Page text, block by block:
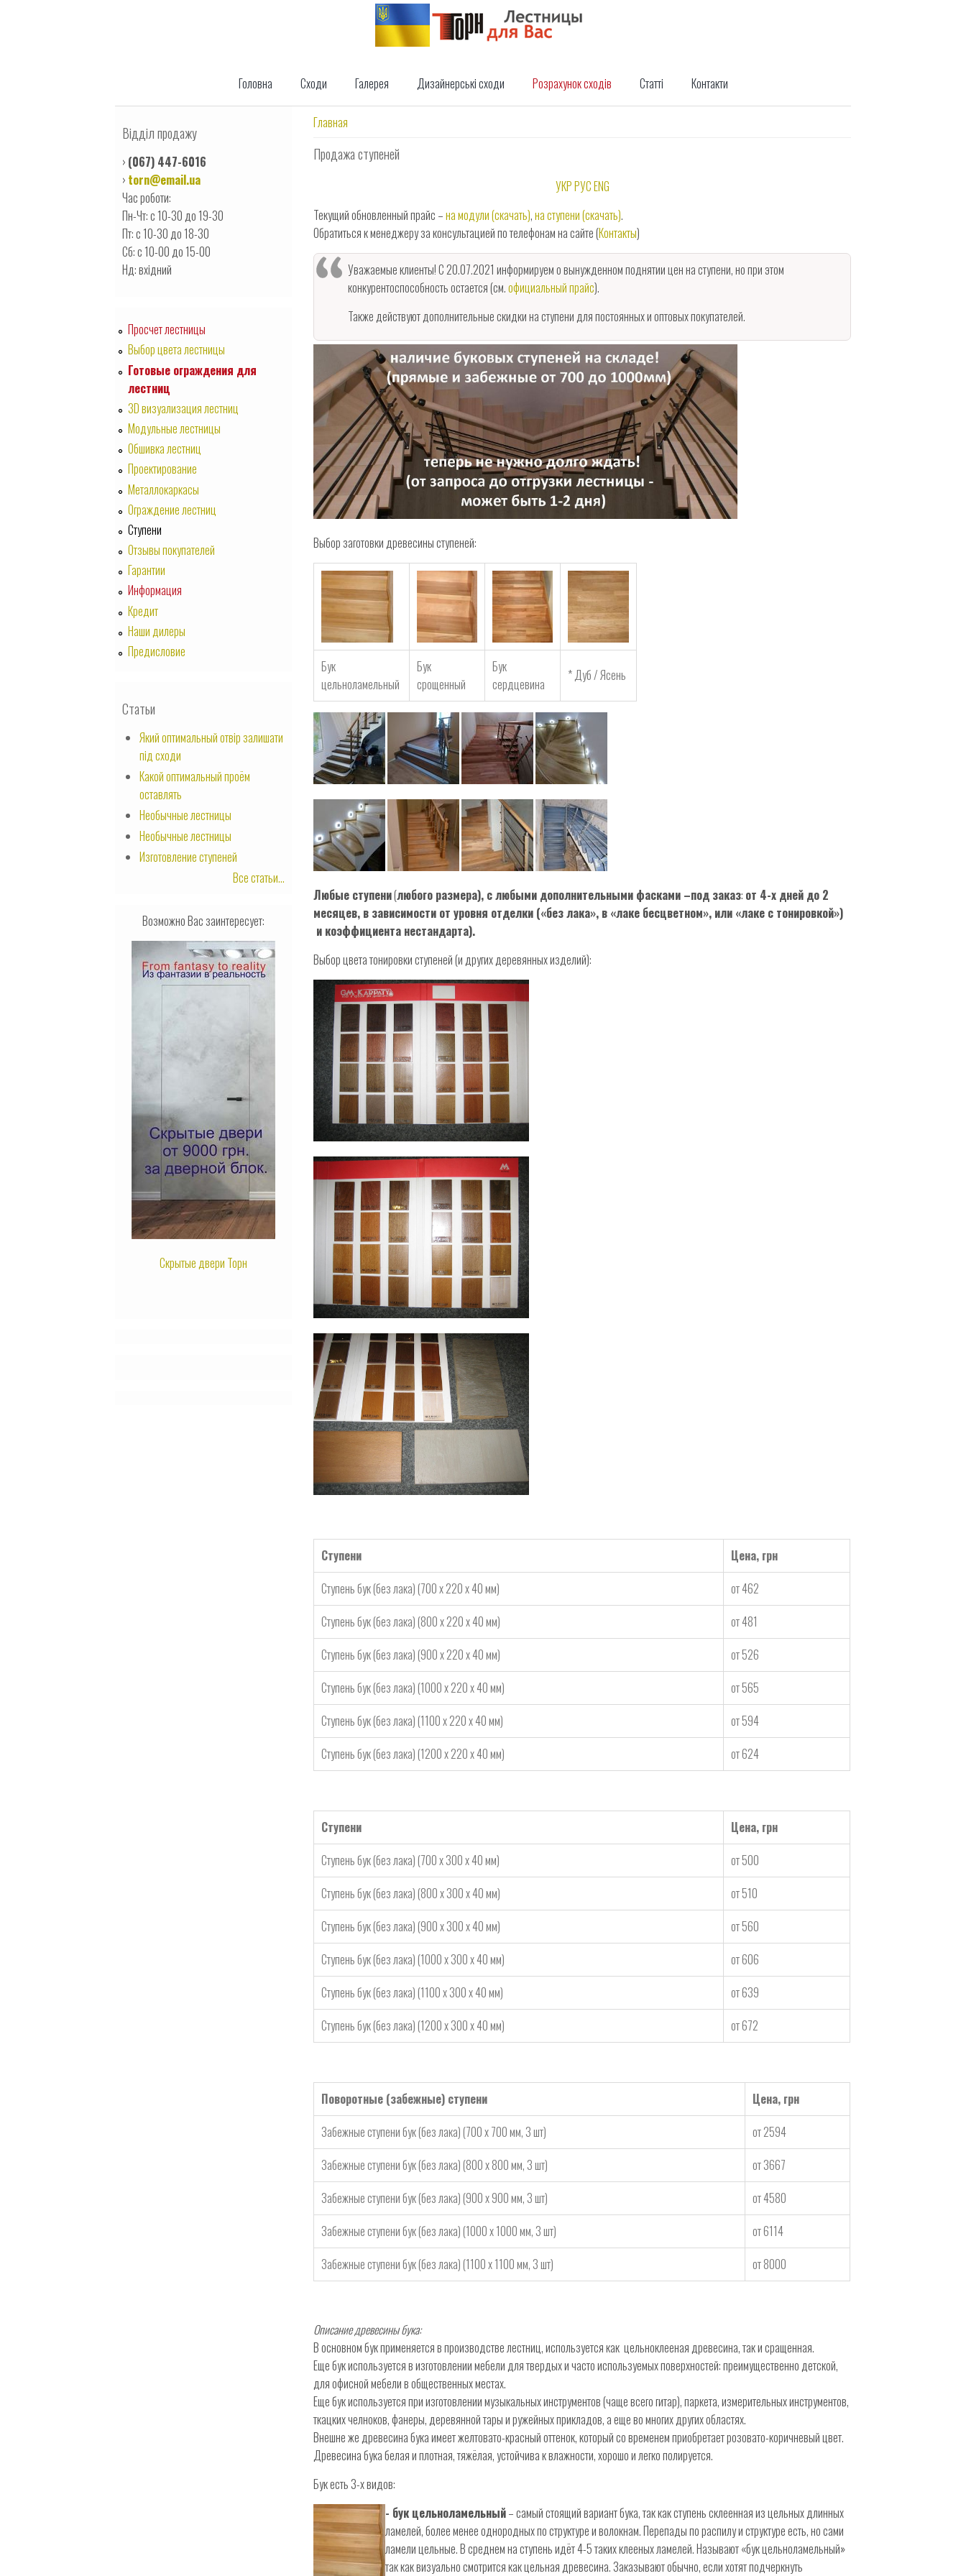
Головна Сходи Галерея Дизайнерські сходи Розрахунок сходів Статті Контакти
Вы здесь
Главная
Продажа ступеней
УКРРУСENG
Текущий обновленный прайс –на модули (скачать),на ступени (скачать).
Обратиться к менеджеру за консультацией по телефонам на сайте (Контакты)
Уважаемые клиенты! С 20.07.2021 информируем о вынужденном поднятии цен на ступени, но при этом
конкурентоспособность остается (см.официальный прайс).
Также действуют дополнительные скидки на ступени для постоянных и оптовых покупателей.
Выбор заготовки древесины ступеней:
Бук
цельноламельный
Бук
срощенный
Бук
сердцевина
* Дуб / Ясень
Любые ступени(любого размера), с любыми дополнительными фасками –под заказ: от 4-х дней до 2
месяцев, в зависимости от уровня отделки («без лака», в «лаке бесцветном», или «лаке с тонировкой»)
и коэффициента нестандарта).
Выбор цвета тонировки ступеней (и других деревянных изделий):
Ступени
Цена, грн
Ступень бук (без лака) (700 х 220 х 40 мм)
от 462
Ступень бук (без лака) (800 х 220 х 40 мм)
от 481
Ступень бук (без лака) (900 х 220 х 40 мм)
от 526
Ступень бук (без лака) (1000 х 220 х 40 мм)
от 565
Ступень бук (без лака) (1100 х 220 х 40 мм)
от 594
Ступень бук (без лака) (1200 х 220 х 40 мм)
от 624
Ступени
Цена, грн
Ступень бук (без лака) (700 х 300 х 40 мм)
от 500
Ступень бук (без лака) (800 х 300 х 40 мм)
от 510
Ступень бук (без лака) (900 х 300 х 40 мм)
от 560
Ступень бук (без лака) (1000 х 300 х 40 мм)
от 606
Ступень бук (без лака) (1100 х 300 х 40 мм)
от 639
Ступень бук (без лака) (1200 х 300 х 40 мм)
от 672
Поворотные (забежные) ступени
Цена, грн
Забежные ступени бук (без лака) (700 х 700 мм, 3 шт)
от 2594
Забежные ступени бук (без лака) (800 х 800 мм, 3 шт)
от 3667
Забежные ступени бук (без лака) (900 х 900 мм, 3 шт)
от 4580
Забежные ступени бук (без лака) (1000 х 1000 мм, 3 шт)
от 6114
Забежные ступени бук (без лака) (1100 х 1100 мм, 3 шт)
от 8000
Описание древесины бука:
В основном бук применяется в производстве лестниц, используется как цельноклееная древесина, так и сращенная.
Еще бук используется в изготовлении мебели для твердых и часто используемых поверхностей: преимущественно детской,
для офисной мебели в общественных местах.
Еще бук используется при изготовлении музыкальных инструментов (чаще всего гитар), паркета, измерительных инструментов,
ткацких челноков, фанеры, деревянной тары и ружейных прикладов, а еще во многих других областях.
Внешне же древесина бука имеет желтовато-красный оттенок, который со временем приобретает розовато-коричневый цвет.
Древесина бука белая и плотная, тяжёлая, устойчива к влажности, хорошо и легко полируется.
Бук есть 3-х видов:
- бук цельноламельный– самый стоящий вариант бука, так как ступень склеенная из цельных длинных
ламелей, более менее однородных по структуре и волокнам. Перепады по распилу и структуре есть, но сами
ламели цельные. В среднем на ступень идёт 4-5 таких клееных ламелей. Называют «бук цельноламельный»
так как визуально смотрится как цельная древесина. Заказывают обычно, если хотят подчеркнуть
Відділ продажу
› (067) 447-6016
› torn@email.ua
Час роботи:
Пн-Чт: с 10-30 до 19-30
Пт: с 10-30 до 18-30
Сб: с 10-00 до 15-00
Нд: вхідний
Просчет лестницы
Выбор цвета лестницы
Готовые ограждения для
лестниц
3D визуализация лестниц
Модульные лестницы
Обшивка лестниц
Проектирование
Металлокаркасы
Ограждение лестниц
Ступени
Отзывы покупателей
Гарантии
Информация
Кредит
Наши дилеры
Предисловие
Статьи
Який оптимальный отвір залишати
під сходи
Какой оптимальный проём
оставлять
Необычные лестницы
Необычные лестницы
Изготовление ступеней
Все статьи...
Возможно Вас заинтересует:
Скрытые двери Торн